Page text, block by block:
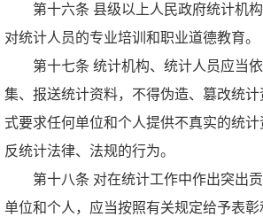
第十六条 县级以上人民政府统计机
对统计人员的专业培训和职业道德教育。
第十七条 统计机构、统计人员应当
集、报送统计资料，不得伪造、篡改统
式要求任何单位和个人提供不真实的统
反统计法律、法规的行为。
第十八条 对在统计工作中作出突出
单位和个人，应当按照有关规定给予表彰